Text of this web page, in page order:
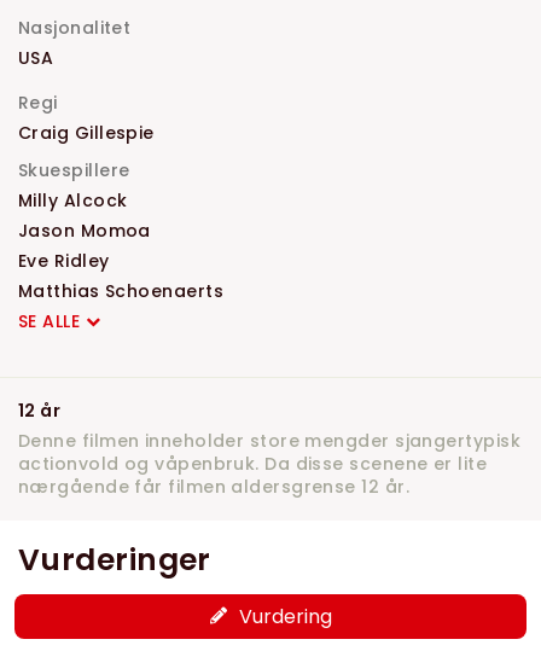
Nasjonalitet
USA
Regi
Craig Gillespie
Skuespillere
Milly Alcock
Jason Momoa
Eve Ridley
Matthias Schoenaerts
SE ALLE
12 år
Denne filmen inneholder store mengder sjangertypisk
actionvold og våpenbruk. Da disse scenene er lite
nærgående får filmen aldersgrense 12 år.
Vurderinger
Vurdering